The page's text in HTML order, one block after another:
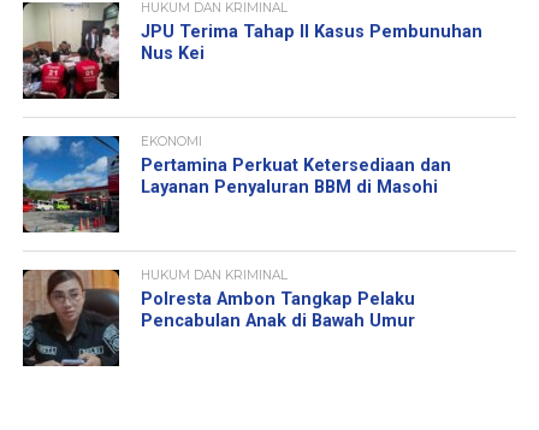
HUKUM DAN KRIMINAL
JPU Terima Tahap II Kasus Pembunuhan
Nus Kei
EKONOMI
Pertamina Perkuat Ketersediaan dan
Layanan Penyaluran BBM di Masohi
HUKUM DAN KRIMINAL
Polresta Ambon Tangkap Pelaku
Pencabulan Anak di Bawah Umur